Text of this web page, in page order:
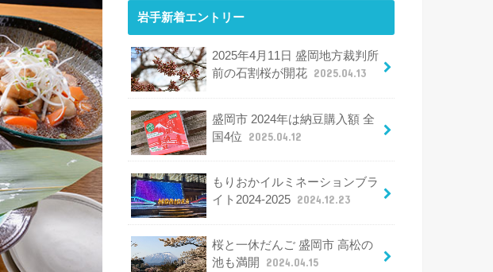
岩手新着エントリー
2025年4月11日 盛岡地方裁判所
前の石割桜が開花 2025.04.13
盛岡市 2024年は納豆購入額 全
国4位
2025.04.12
もりおかイルミネーションブラ
イト2024-2025 2024.12.23
桜と一休だんご 盛岡市 高松の
池も満開
2024.04.15